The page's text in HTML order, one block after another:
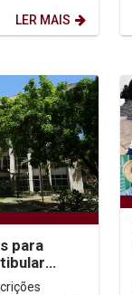
LER MAIS
para